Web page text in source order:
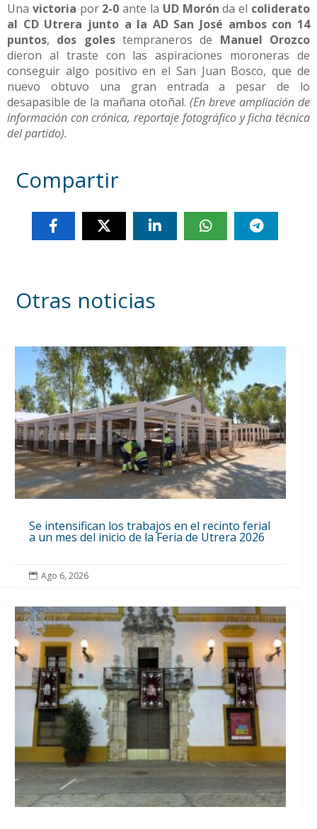
Una victoria por 2-0ante la UD Morón da el coliderato
al CD Utrera junto a la AD San José ambos con 14
puntos, dos golestempraneros de Manuel Orozco
dieron al traste con las aspiraciones moroneras de
conseguir algo positivo en el San Juan Bosco, que de
nuevo obtuvo una gran entrada a pesar de lo
desapasible de la mañana otoñal. (En breve ampliación de
información con crónica, reportaje fotográfico y ficha técnica
del partido).
Compartir
Otras noticias
Se intensifican los trabajos en el recinto ferial
a un mes del inicio de la Feria de Utrera 2026
 Ago 6, 2026